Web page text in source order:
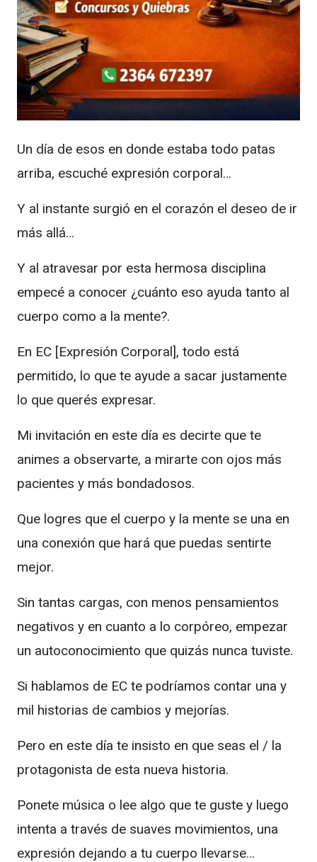
Un día de esos en donde estaba todo patas
arriba, escuché expresión corporal…
Y al instante surgió en el corazón el deseo de ir
más allá…
Y al atravesar por esta hermosa disciplina
empecé a conocer ¿cuánto eso ayuda tanto al
cuerpo como a la mente?.
En EC [Expresión Corporal], todo está
permitido, lo que te ayude a sacar justamente
lo que querés expresar.
Mi invitación en este día es decirte que te
animes a observarte, a mirarte con ojos más
pacientes y más bondadosos.
Que logres que el cuerpo y la mente se una en
una conexión que hará que puedas sentirte
mejor.
Sin tantas cargas, con menos pensamientos
negativos y en cuanto a lo corpóreo, empezar
un autoconocimiento que quizás nunca tuviste.
Si hablamos de EC te podríamos contar una y
mil historias de cambios y mejorías.
Pero en este día te insisto en que seas el / la
protagonista de esta nueva historia.
Ponete música o lee algo que te guste y luego
intenta a través de suaves movimientos, una
expresión dejando a tu cuerpo llevarse…